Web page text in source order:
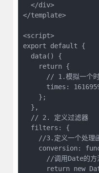
  </div>
</template>
<script>
export default {
  data() {
    return {
// 1.模拟一个
times:
    };
  },
  // 2. 定义过滤器
  filters: {
//3.定义一个处理
conversion:
//调用Date的方
return new